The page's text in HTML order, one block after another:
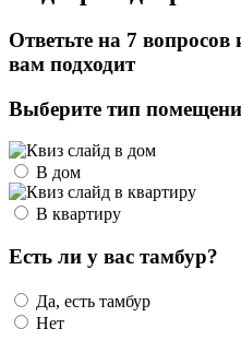
Ответьте на 7 вопросов
вам подходит
Выберите тип
В дом
В квартиру
Есть ли у вас тамбур?
Да, есть тамбур
Нет